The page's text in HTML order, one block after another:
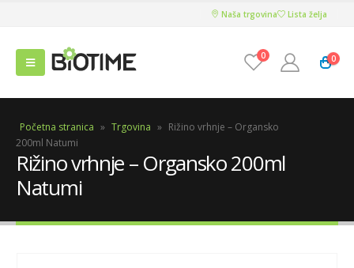
Naša trgovina Lista želja
0 0
Početna stranica » Trgovina » Rižino vrhnje – Organsko
200ml Natumi
Rižino vrhnje – Organsko 200ml
Natumi